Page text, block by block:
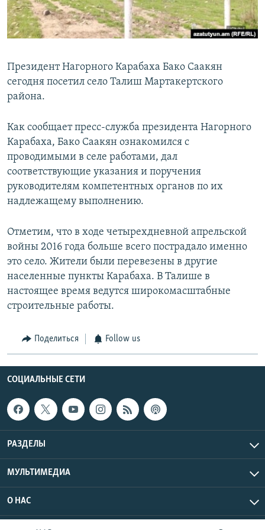
Հայերեն
English
Русский
Все сайты Радио Азатутюн
Президент Нагорного Карабаха Бако Саакян
сегодня посетил село Талиш Мартакертского
района.
Как сообщает пресс-служба президента Нагорного
Карабаха, Бако Саакян ознакомился с
проводимыми в селе работами, дал
соответствующие указания и поручения
руководителям компетентных органов по их
надлежащему выполнению.
Отметим, что в ходе четырехдневной апрельской
войны 2016 года больше всего пострадало именно
это село. Жители были перевезены в другие
населенные пункты Карабаха. В Талише в
настоящее время ведутся широкомасштабные
строительные работы.
Поделиться Follow us
СОЦИАЛЬНЫЕ СЕТИ
РАЗДЕЛЫ
МУЛЬТИМЕДИА
О НАС